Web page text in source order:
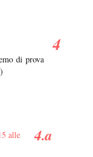
di prova
alle